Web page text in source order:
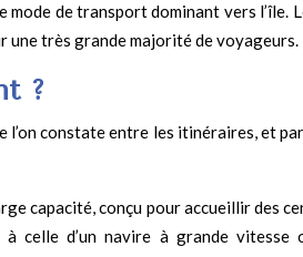
de transport dominant vers l’île.
une très grande majorité de voyageurs.
?
constate entre les itinéraires, et
capacité, conçu pour accueillir des
celle d’un navire à grande vitesse